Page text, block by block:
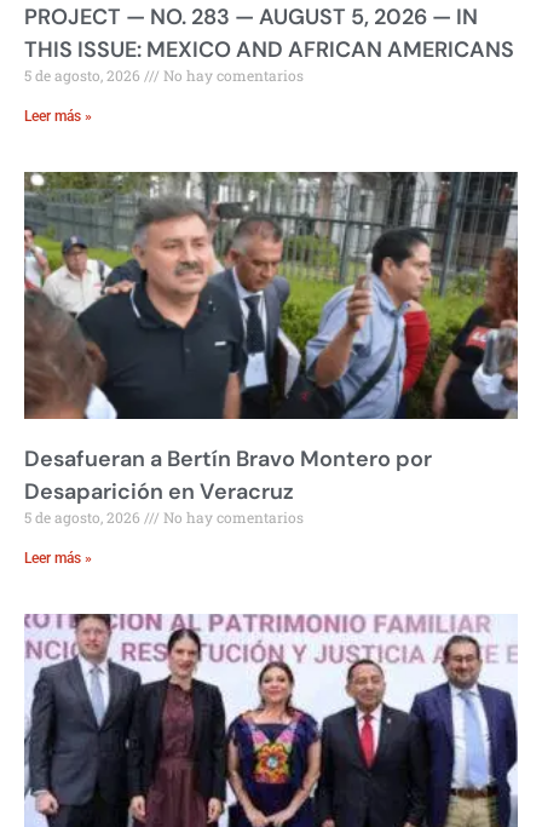
PROJECT — NO. 283 — AUGUST 5, 2026 — IN
THIS ISSUE: MEXICO AND AFRICAN AMERICANS
5 de agosto, 2026 No hay comentarios
Leer más »
Desafueran a Bertín Bravo Montero por
Desaparición en Veracruz
5 de agosto, 2026 No hay comentarios
Leer más »